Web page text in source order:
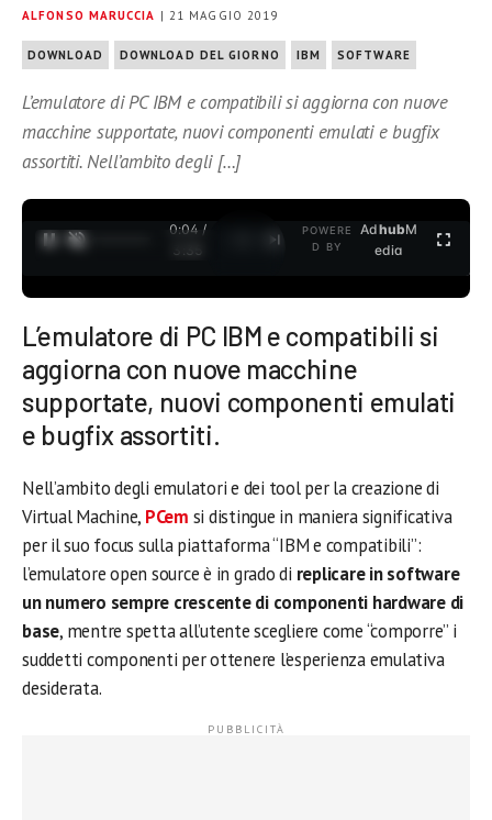
ALFONSO MARUCCIA | 21 MAGGIO 2019
DOWNLOAD DOWNLOAD DEL GIORNO IBM SOFTWARE
L’emulatore di PC IBM e compatibili si aggiorna con nuove
macchine supportate, nuovi componenti emulati e bugfix
assortiti. Nell’ambito degli […]
0:04 /
3:35
POWERE
D BY
AdhubM
edia
L’emulatore di PC IBM e compatibili si
aggiorna con nuove macchine
supportate, nuovi componenti emulati
e bugfix assortiti.
Nell’ambito degli emulatori e dei tool per la creazione di
Virtual Machine, PCem si distingue in maniera significativa
per il suo focus sulla piattaforma “IBM e compatibili”:
l’emulatore open source è in grado di replicare in software
un numero sempre crescente di componenti hardware di
base, mentre spetta all’utente scegliere come “comporre” i
suddetti componenti per ottenere l’esperienza emulativa
desiderata.